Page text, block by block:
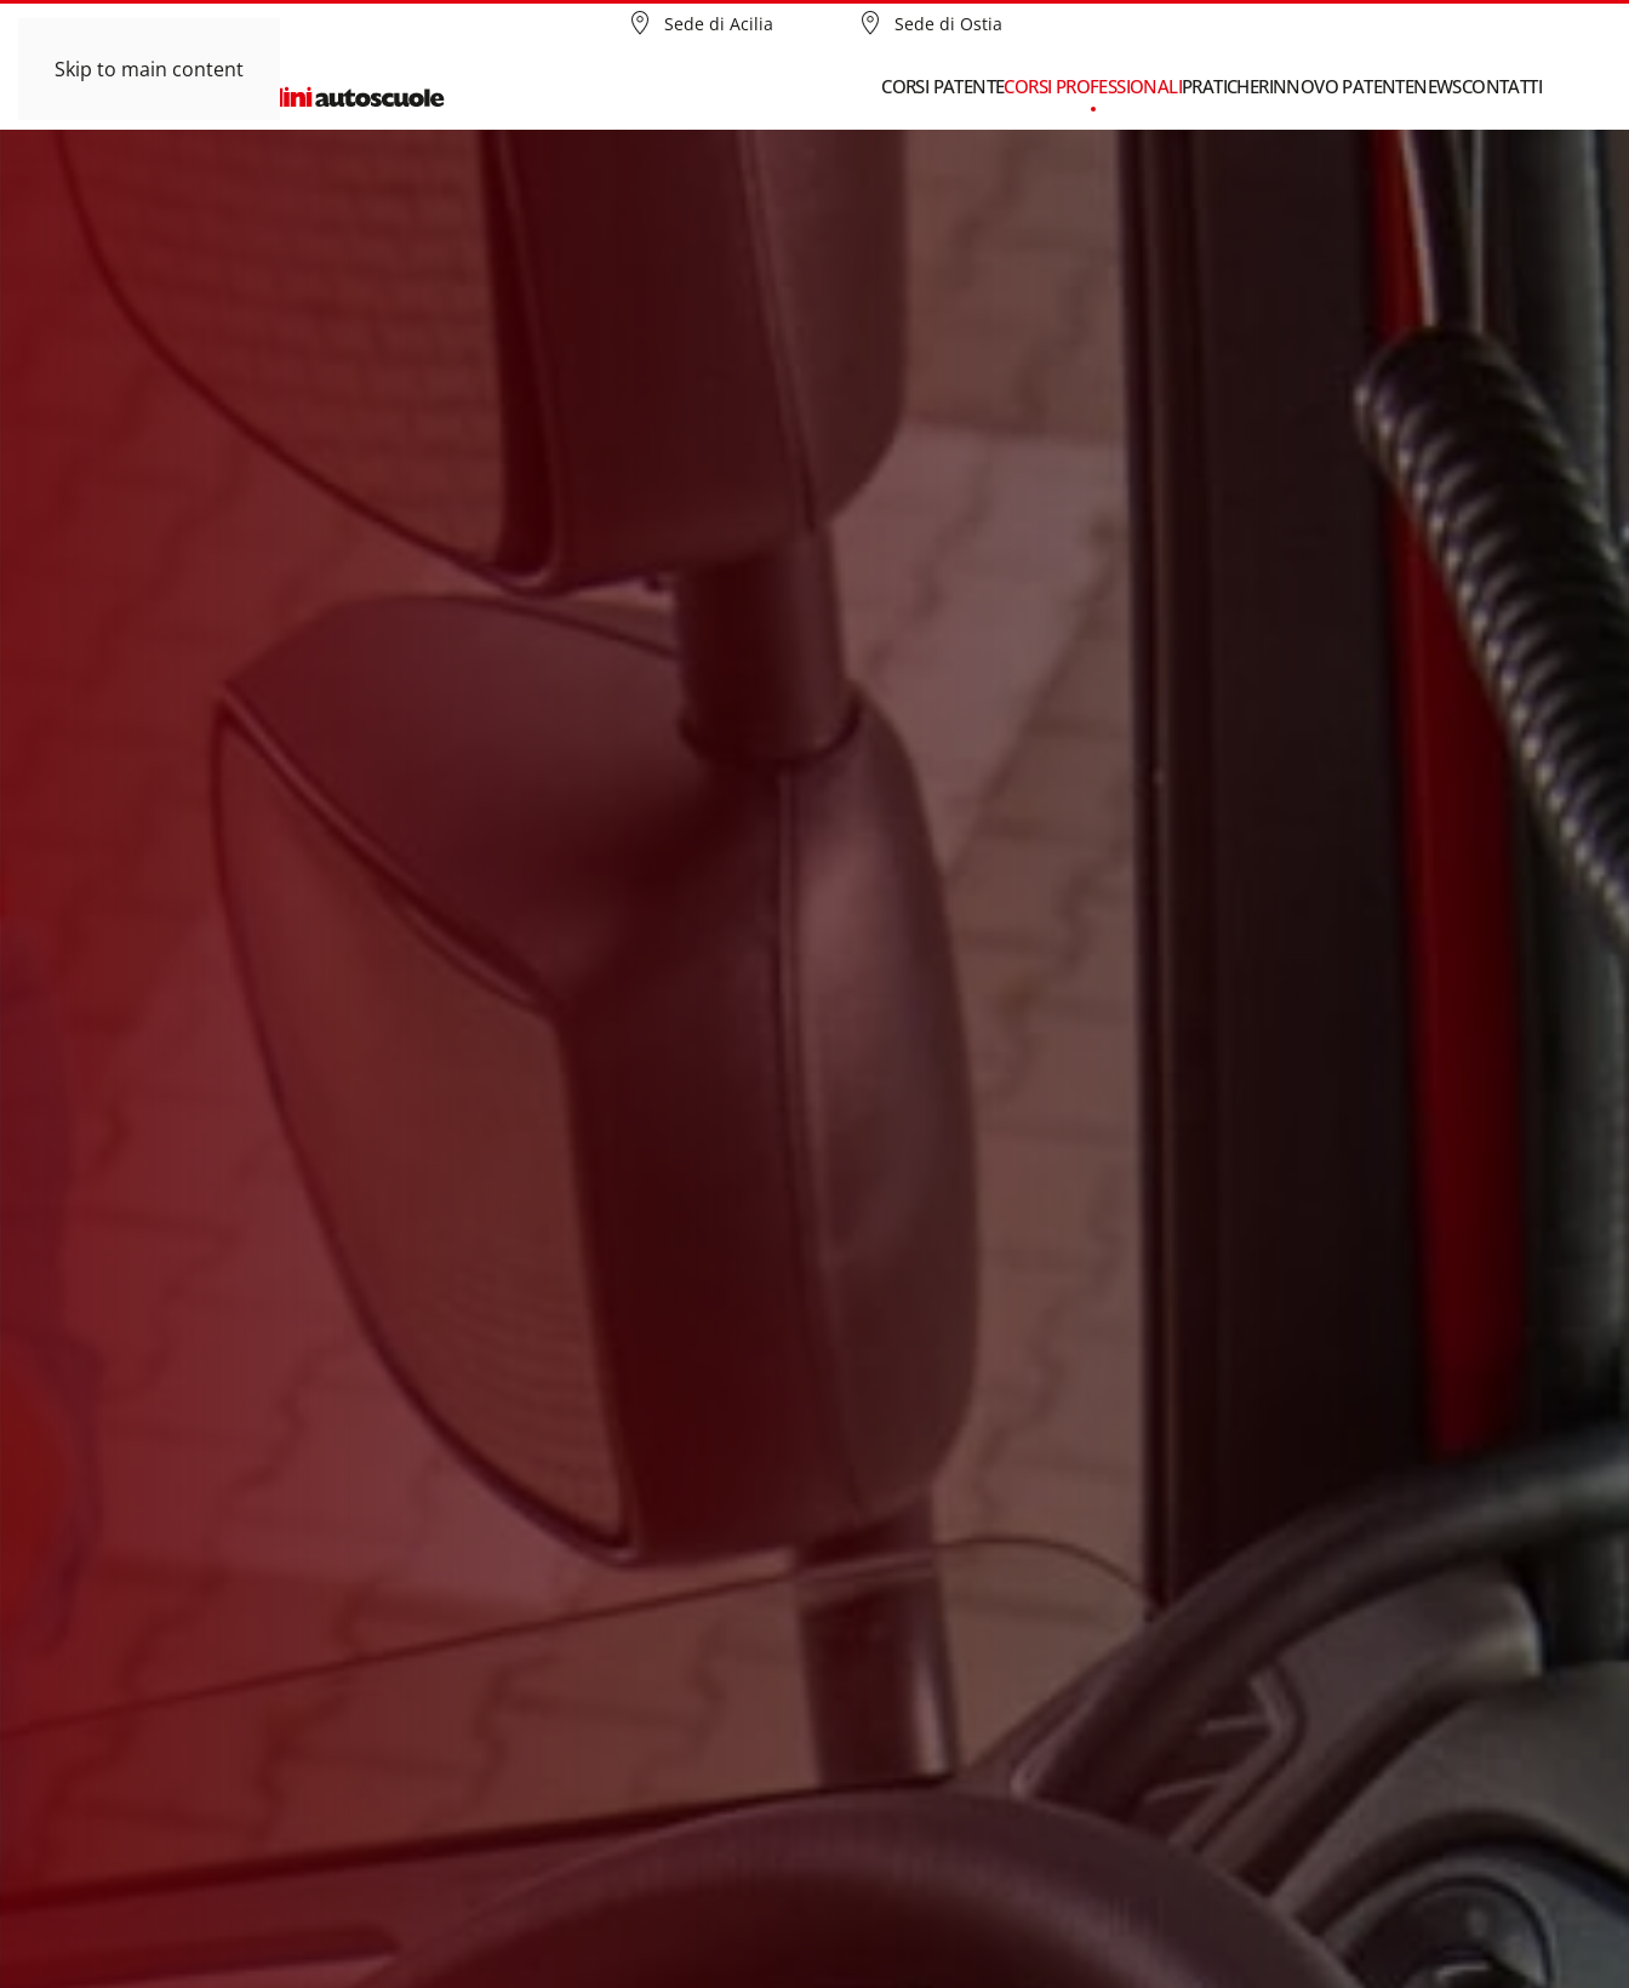
Skip to main content
Sede di Acilia Sede di Ostia
CORSI PATENTECORSI PROFESSIONALIPRATICHERINNOVO PATENTENEWSCONTATTI